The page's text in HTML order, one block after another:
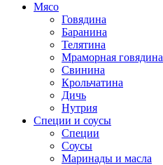
Мясо
Говядина
Баранина
Телятина
Мраморная говядина
Свинина
Крольчатина
Дичь
Нутрия
Специи и соусы
Специи
Соусы
Маринады и масла